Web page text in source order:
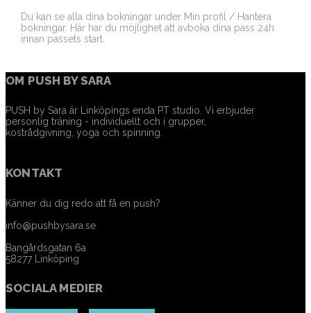
Du kan se alla dina bokningar under Min profil / Hantera
bokningar. Här har du möjlighet att avboka dina pass 24h
innan passets start.
OM PUSH BY SARA
PUSH by Sara är Linköpings enda PT studio. Vi erbjuder
personlig träning - individuellt och i grupper,
kostrådgivning, yoga och spinning.
KONTAKT
Känner du dig redo att få en push?
info@pushbysara.se
Bangårdsgatan 6a
58277 Linköping
SOCIALA MEDIER